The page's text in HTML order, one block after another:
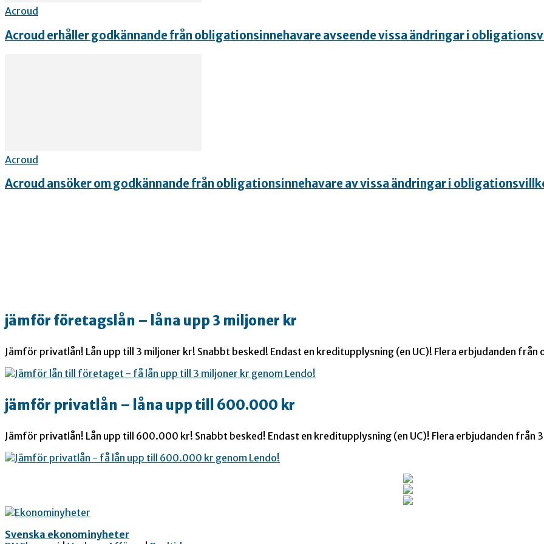
Acroud
Acroud erhåller godkännande från obligationsinnehavare avseende vissa ändringar i
Acroud
Acroud ansöker om godkännande från obligationsinnehavare av vissa ändringar i
jämför företagslån – låna upp 3 miljoner kr
Jämför privatlån! Lån upp till 3 miljoner kr! Snabbt besked! Endast en kreditupplysning (en UC)! Flera erbjudanden från
jämför privatlån – låna upp till 600.000 kr
Jämför privatlån! Lån upp till 600.000 kr! Snabbt besked! Endast en kreditupplysning (en UC)! Flera erbjudanden från
Svenska ekonominyheter